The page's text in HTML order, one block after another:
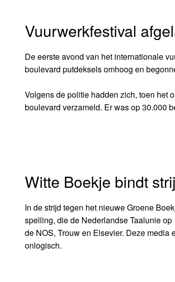
Vuurwerkfestival
De eerste avond van het internationale
boulevard putdeksels omhoog en
Volgens de politie hadden zich, toen het
boulevard verzameld. Er was op 30.000
Witte Boekje bindt
In de strijd tegen het nieuwe Groene
spelling, die de Nederlandse Taalunie
de NOS, Trouw en Elsevier. Deze media
onlogisch.